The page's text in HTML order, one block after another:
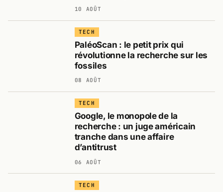
10 AOÛT
TECH
PaléoScan : le petit prix qui
révolutionne la recherche sur les
fossiles
08 AOÛT
TECH
Google, le monopole de la
recherche : un juge américain
tranche dans une affaire
d’antitrust
06 AOÛT
TECH